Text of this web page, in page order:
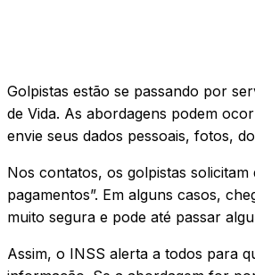
Golpistas estão se passando por
de Vida. As abordagens podem
envie seus dados pessoais, fotos,
Nos contatos, os golpistas
pagamentos”. Em alguns casos,
muito segura e pode até passar
Assim, o INSS alerta a todos para